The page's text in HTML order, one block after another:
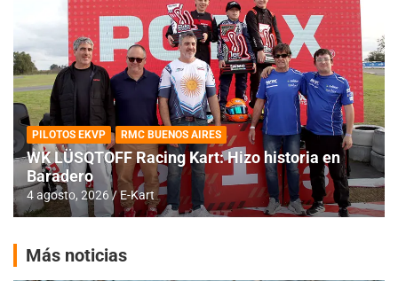
PILOTOS EKVP RMC BUENOS AIRES
WK LÜSQTOFF Racing Kart: Hizo historia en
Baradero
4 agosto, 2026 E-Kart
Más noticias